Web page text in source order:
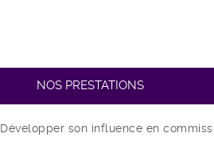
NOS PRESTATIONS
Développer son influence en